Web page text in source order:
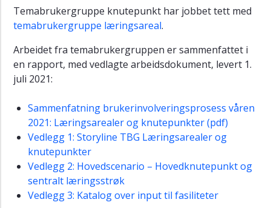
og
forvaltning
med
arbeidsgruppe
teknisk
programmering
og
Temabrukergruppe
arbeidsplass
Kvalitetsprinsipper
Kvalitetsmål
for
bygg
Temabrukergruppe knutepunkt har jobbet tett med
temabrukergruppe læringsareal.
Arbeidet fra temabrukergruppen er sammenfattet i
en rapport, med vedlagte arbeidsdokument, levert 1.
juli 2021:
Sammenfatning brukerinvolveringsprosess våren
2021: Læringsarealer og knutepunkter (pdf)
Vedlegg 1: Storyline TBG Læringsarealer og
knutepunkter
Vedlegg 2: Hovedscenario – Hovedknutepunkt og
sentralt læringsstrøk
Vedlegg 3: Katalog over input til fasiliteter